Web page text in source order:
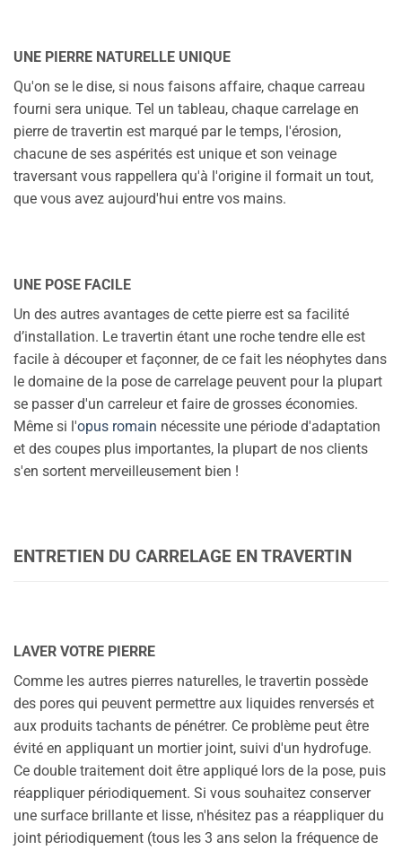
UNE PIERRE NATURELLE UNIQUE
Qu'on se le dise, si nous faisons affaire, chaque carreau
fourni sera unique. Tel un tableau, chaque carrelage en
pierre de travertin est marqué par le temps, l'érosion,
chacune de ses aspérités est unique et son veinage
traversant vous rappellera qu'à l'origine il formait un tout,
que vous avez aujourd'hui entre vos mains.
UNE POSE FACILE
Un des autres avantages de cette pierre est sa facilité
d’installation. Le travertin étant une roche tendre elle est
facile à découper et façonner, de ce fait les néophytes dans
le domaine de la pose de carrelage peuvent pour la plupart
se passer d'un carreleur et faire de grosses économies.
Même si l'opus romain nécessite une période d'adaptation
et des coupes plus importantes, la plupart de nos clients
s'en sortent merveilleusement bien !
ENTRETIEN DU CARRELAGE EN TRAVERTIN
LAVER VOTRE PIERRE
Comme les autres pierres naturelles, le travertin possède
des pores qui peuvent permettre aux liquides renversés et
aux produits tachants de pénétrer. Ce problème peut être
évité en appliquant un mortier joint, suivi d'un hydrofuge.
Ce double traitement doit être appliqué lors de la pose, puis
réappliquer périodiquement. Si vous souhaitez conserver
une surface brillante et lisse, n'hésitez pas a réappliquer du
joint périodiquement (tous les 3 ans selon la fréquence de